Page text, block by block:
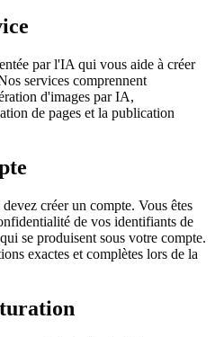
par l'IA qui vous aide à créer
services comprennent
d'images par IA,
de pages et la publication
créer un compte. Vous êtes
de vos identifiants de
se produisent sous votre compte.
exactes et complètes lors de la